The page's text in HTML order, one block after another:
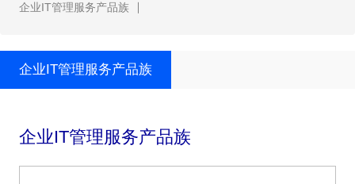
企业IT管理服务产品族
企业IT管理服务产品族
企业IT管理服务产品族